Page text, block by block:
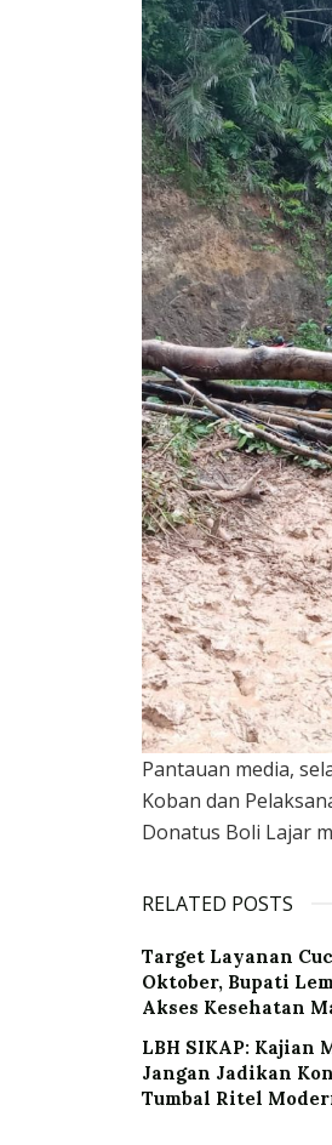
Pantauan media,
Koban dan
Donatus Boli Lajar
RELATED POSTS
Target Layanan
Oktober, Bupati
Akses Kesehatan
LBH SIKAP: Kajian
Jangan Jadikan
Tumbal Ritel